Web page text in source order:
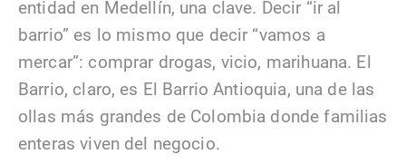
entidad en Medellín, una clave. Decir “ir al
barrio” es lo mismo que decir “vamos a
mercar”: comprar drogas, vicio, marihuana. El
Barrio, claro, es El Barrio Antioquia, una de las
ollas más grandes de Colombia donde familias
enteras viven del negocio.